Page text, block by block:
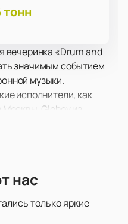
тонн
вечеринка «Drum and
значимым событием
музыки.
исполнители, как
Glebov из
4TY из Санкт-
и удобным
нас
только яркие